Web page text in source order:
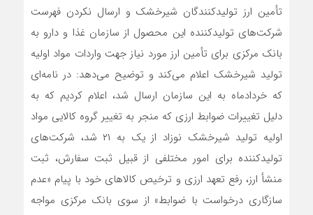
تأمین ارز تولیدکنندگان شیرخشک و ارسال نکردن فهرست
شرکت‌های تولیدکننده این محصول از سازمان غذا و دارو به
بانک مرکزی برای تأمین ارز مورد نیاز جهت واردات مواد اولیه
تولید شیرخشک اعلام می‌کند و توضیح می‌دهد: در نامه‌ای
که خردادماه به این سازمان ارسال شد، اعلام کردیم که به
دلیل تغییرات ضوابط ارزی که منجر به تغییر گروه کالایی مواد
اولیه تولید شیرخشک نوزاد از یک به ۲۱ شد، شرکت‌های
تولیدکننده برای امور مختلفی از قبیل ثبت سفارش، ثبت
منشأ ارز، رفع تعهد ارزی و ترخیص کالا‌های خود با پیام «عدم
سازگاری درخواست با ضوابط» از سوی بانک مرکزی مواجه